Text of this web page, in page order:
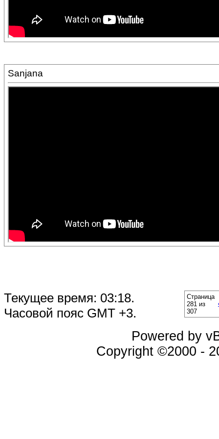
Sanjana
Текущее время: 03:18.
Часовой пояс GMT +3.
Страница
281 из
307
Powered by
Copyright ©2000 -